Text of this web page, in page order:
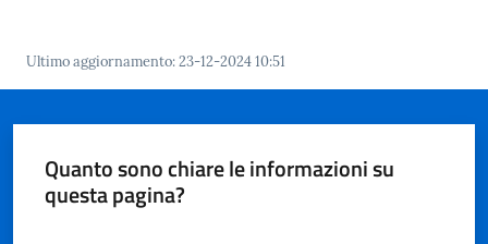
Ultimo aggiornamento:23-12-2024 10:51
Quanto sono chiare le informazioni su
questa pagina?